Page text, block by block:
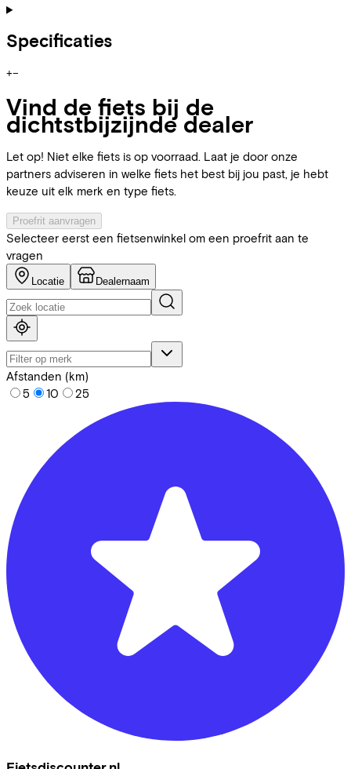
Specificaties
+−
Vind de fiets bij de
dichtstbijzijnde dealer
Let op! Niet elke fiets is op voorraad. Laat je door onze
partners adviseren in welke fiets het best bij jou past, je hebt
keuze uit elk merk en type fiets.
Proefrit aanvragen
Selecteer eerst een fietsenwinkel om een proefrit aan te
vragen
Locatie Dealernaam
Afstanden (km)
5
10 25